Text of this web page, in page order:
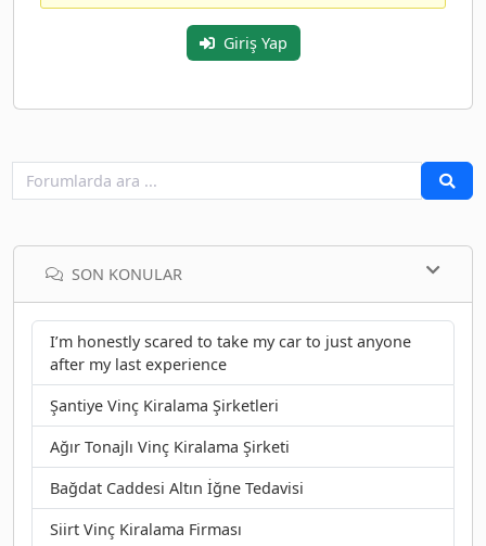
Giriş Yap
SON KONULAR
I’m honestly scared to take my car to just anyone
after my last experience
Şantiye Vinç Kiralama Şirketleri
Ağır Tonajlı Vinç Kiralama Şirketi
Bağdat Caddesi Altın İğne Tedavisi
Siirt Vinç Kiralama Firması